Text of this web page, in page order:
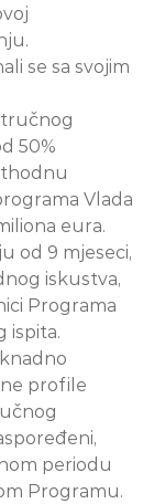
se sa svojim
50%
Vlada
eura.
od 9 mjeseci,
iskustva,
Programa
ispita.
profile
periodu
Programu.